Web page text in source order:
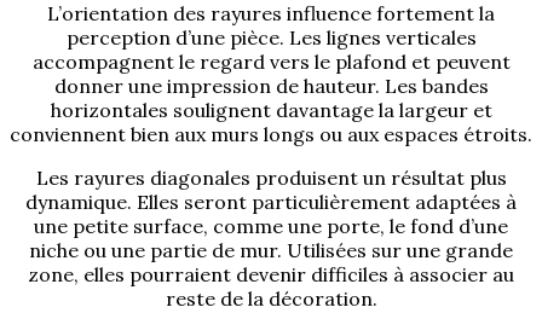
L’orientation des rayures influence fortement la
perception d’une pièce. Les lignes verticales
accompagnent le regard vers le plafond et peuvent
donner une impression de hauteur. Les bandes
horizontales soulignent davantage la largeur et
conviennent bien aux murs longs ou aux espaces étroits.
Les rayures diagonales produisent un résultat plus
dynamique. Elles seront particulièrement adaptées à
une petite surface, comme une porte, le fond d’une
niche ou une partie de mur. Utilisées sur une grande
zone, elles pourraient devenir difficiles à associer au
reste de la décoration.